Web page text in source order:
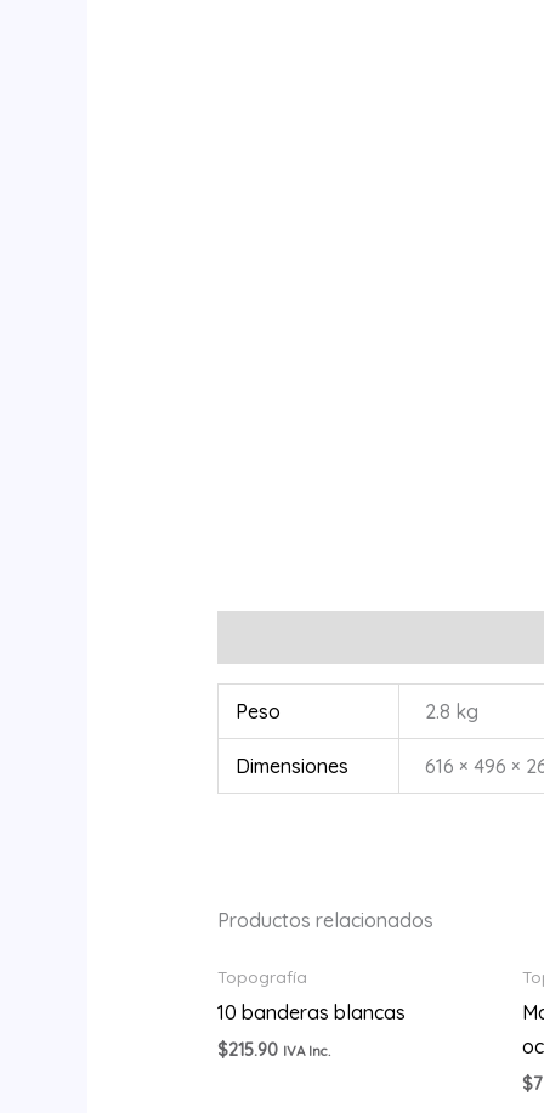
Peso 2.8 kg
Dimensiones 616 × 496 ×
Productos relacionados
Topografía
10 banderas blancas
$215.90 IVA Inc.
$